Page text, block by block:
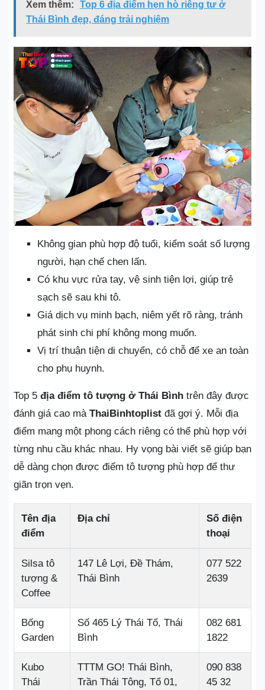
Xem thêm:
Top 6 địa điểm hẹn hò riêng tư ở
Thái Bình đẹp, đáng trải nghiệm
Không gian phù hợp độ tuổi, kiểm soát số lượng
người, hạn chế chen lấn.
Có khu vực rửa tay, vệ sinh tiện lợi, giúp trẻ
sạch sẽ sau khi tô.
Giá dịch vụ minh bạch, niêm yết rõ ràng, tránh
phát sinh chi phí không mong muốn.
Vị trí thuận tiện di chuyển, có chỗ để xe an toàn
cho phụ huynh.
Top 5 địa điểm tô tượng ở Thái Bình trên đây được
đánh giá cao mà ThaiBinhtoplist đã gợi ý. Mỗi địa
điểm mang một phong cách riêng có thể phù hợp với
từng nhu cầu khác nhau. Hy vọng bài viết sẽ giúp bạn
dễ dàng chọn được điểm tô tượng phù hợp để thư
giãn trọn vẹn.
Tên địa
điểm
Địa chỉ
Số điện
thoại
Silsa tô
tượng &
Coffee
147 Lê Lợi, Đề Thám,
Thái Bình
077 522
2639
Bống
Garden
Số 465 Lý Thái Tổ, Thái
Bình
082 681
1822
Kubo
Thái
TTTM GO! Thái Bình,
Trần Thái Tông, Tổ 01,
090 838
45 32